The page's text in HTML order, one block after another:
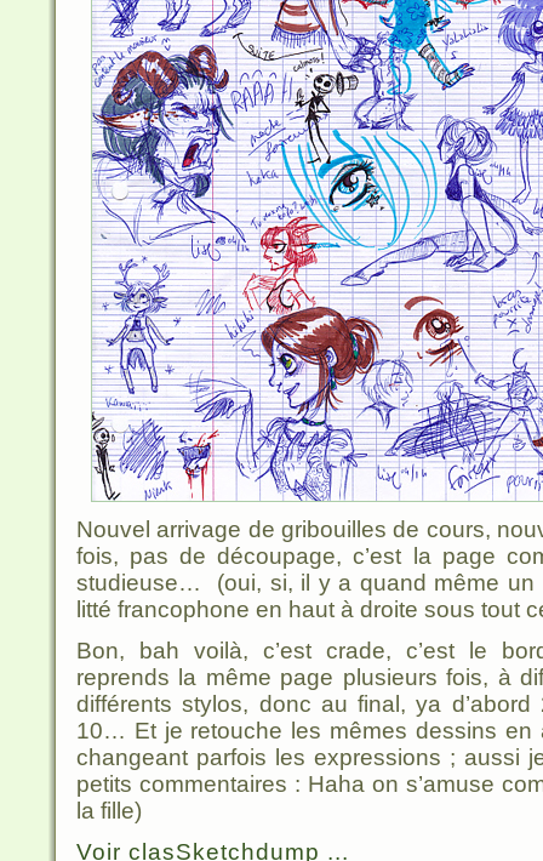
Nouvel arrivage de gribouilles de cours,
fois, pas de découpage, c’est la page
studieuse… (oui, si, il y a quand même un
litté francophone en haut à droite sous tout
Bon, bah voilà, c’est crade, c’est le
reprends la même page plusieurs fois, à
différents stylos, donc au final, ya
10… Et je retouche les mêmes dessins en
changeant parfois les expressions ; aussi
petits commentaires : Haha on s’amuse
la fille)
Voir clasSketchdump ...